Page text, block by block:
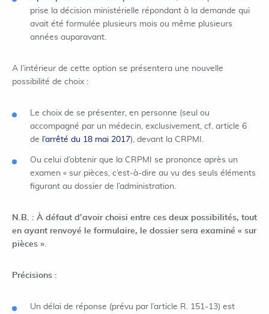
prise la décision ministérielle répondant à la demande qui
avait été formulée plusieurs mois ou même plusieurs
années auparavant.
A l’intérieur de cette option se présentera une nouvelle
possibilité de choix :
Le choix de se présenter, en personne (seul ou
accompagné par un médecin, exclusivement, cf. article 6
de
l’arrêté du 18 mai 2017), devant la CRPMI.
Ou celui d’obtenir que la CRPMI se prononce après un
examen « sur pièces, c’est-à-dire au vu des seuls éléments
figurant au dossier de l’administration.
N.B. : À défaut d’avoir choisi entre ces deux possibilités, tout
en ayant renvoyé le formulaire, le dossier sera examiné « sur
pièces ».
Précisions :
Un délai de réponse (prévu par l’article R. 151-13) est